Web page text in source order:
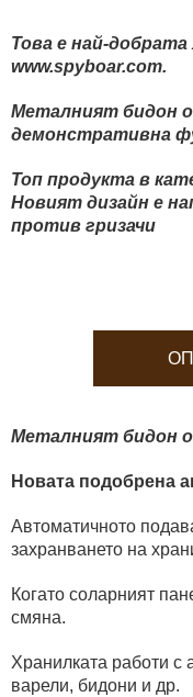
Това е най-добрата
www.spyboar.com.
Металният бидон
демонстративна
Топ продукта в
Новият дизайн е
против гризачи
Металният бидон
Новата подобрена
Автоматичното
захранването на
Когато соларният
смяна.
Хранилката работи с
варели, бидони и др.